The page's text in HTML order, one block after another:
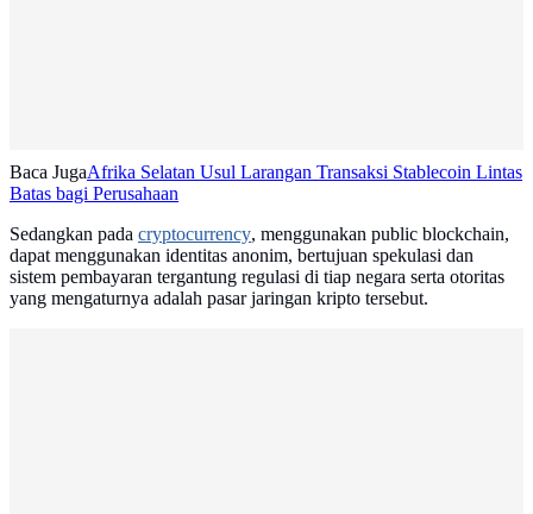
Baca JugaAfrika Selatan Usul Larangan Transaksi Stablecoin Lintas
Batas bagi Perusahaan
Sedangkan pada cryptocurrency, menggunakan public blockchain,
dapat menggunakan identitas anonim, bertujuan spekulasi dan
sistem pembayaran tergantung regulasi di tiap negara serta otoritas
yang mengaturnya adalah pasar jaringan kripto tersebut.